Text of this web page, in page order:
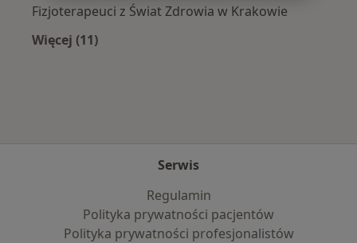
Fizjoterapeuci z Świat Zdrowia w Krakowie
Więcej (11)
Serwis
Regulamin
Polityka prywatności pacjentów
Polityka prywatności profesjonalistów